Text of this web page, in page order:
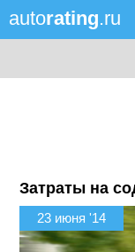
autorating.ru
Затраты на
23 июня '14